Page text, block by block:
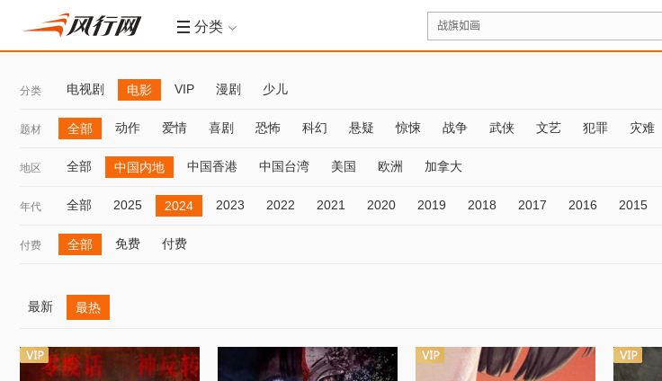
分类
分类 电视剧 电影 VIP 漫剧 少儿
题材 全部 动作 爱情 喜剧 恐怖 科幻 悬疑 惊悚 战争 武侠 文艺 犯罪 灾难
地区 全部 中国内地 中国香港 中国台湾 美国 欧洲 加拿大
年代 全部 2025 2024 2023 2022 2021 2020 2019 2018 2017 2016 2015
付费 全部 免费 付费
最新 最热